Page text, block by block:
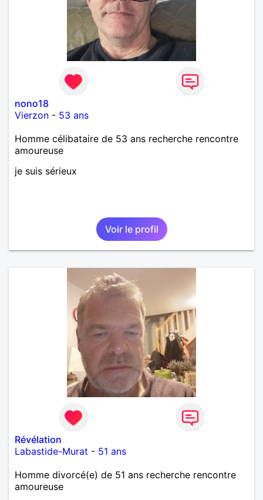
nono18
Vierzon - 53 ans
Homme célibataire de 53 ans recherche rencontre
amoureuse
je suis sérieux
Voir le profil
Révélation
Labastide-Murat - 51 ans
Homme divorcé(e) de 51 ans recherche rencontre
amoureuse